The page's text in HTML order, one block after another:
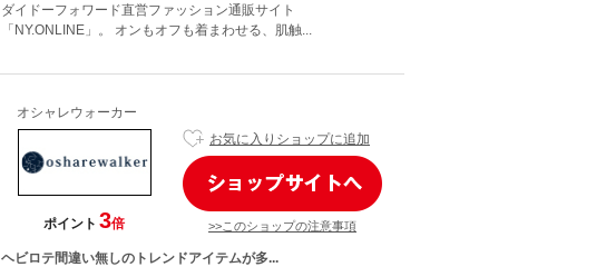
ダイドーフォワード直営ファッション通販サイト
「NY.ONLINE」。 オンもオフも着まわせる、肌触...
オシャレウォーカー
ポイント 3倍
お気に入りショップに追加
>>このショップの注意事項
ヘビロテ間違い無しのトレンドアイテムが多...